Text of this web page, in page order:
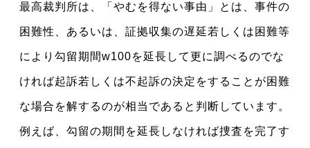
最高裁判所は、「やむを得ない事由」とは、事件の
困難性、あるいは、証拠収集の遅延若しくは困難等
により勾留期間w100を延長して更に調べるのでな
ければ起訴若しくは不起訴の決定をすることが困難
な場合を解するのが相当であると判断しています。
例えば、勾留の期間を延長しなければ捜査を完了す